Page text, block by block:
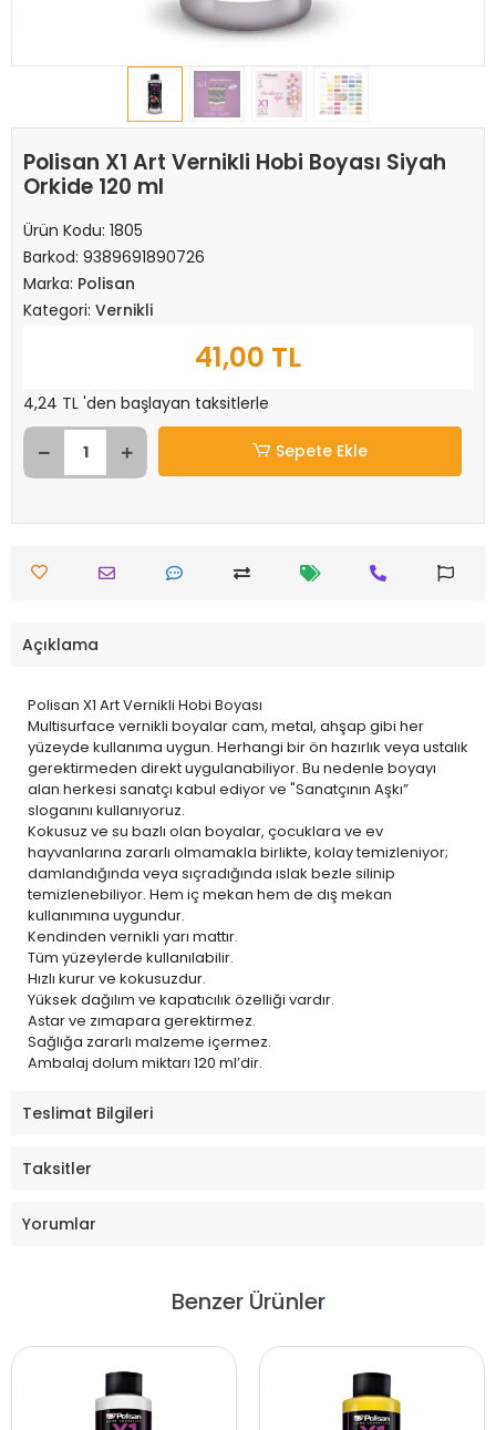
Polisan X1 Art Vernikli Hobi Boyası Siyah
Orkide 120 ml
Ürün Kodu: 1805
Barkod: 9389691890726
Marka: Polisan
Kategori: Vernikli
41,00 TL
4,24 TL 'den başlayan taksitlerle
Sepete Ekle
Açıklama
Polisan X1 Art Vernikli Hobi Boyası
Multisurface vernikli boyalar cam, metal, ahşap gibi her
yüzeyde kullanıma uygun. Herhangi bir ön hazırlık veya ustalık
gerektirmeden direkt uygulanabiliyor. Bu nedenle boyayı
alan herkesi sanatçı kabul ediyor ve "Sanatçının Aşkı”
sloganını kullanıyoruz.
Kokusuz ve su bazlı olan boyalar, çocuklara ve ev
hayvanlarına zararlı olmamakla birlikte, kolay temizleniyor;
damlandığında veya sıçradığında ıslak bezle silinip
temizlenebiliyor. Hem iç mekan hem de dış mekan
kullanımına uygundur.
Kendinden vernikli yarı mattır.
Tüm yüzeylerde kullanılabilir.
Hızlı kurur ve kokusuzdur.
Yüksek dağılım ve kapatıcılık özelliği vardır.
Astar ve zımapara gerektirmez.
Sağlığa zararlı malzeme içermez.
Ambalaj dolum miktarı 120 ml’dir.
Teslimat Bilgileri
Taksitler
Yorumlar
Benzer Ürünler